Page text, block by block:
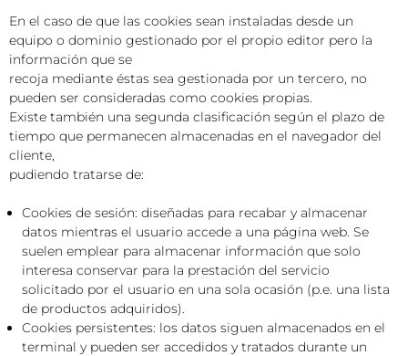
En el caso de que las cookies sean instaladas desde un
equipo o dominio gestionado por el propio editor pero la
información que se
recoja mediante éstas sea gestionada por un tercero, no
pueden ser consideradas como cookies propias.
Existe también una segunda clasificación según el plazo de
tiempo que permanecen almacenadas en el navegador del
cliente,
pudiendo tratarse de:
Cookies de sesión: diseñadas para recabar y almacenar
datos mientras el usuario accede a una página web. Se
suelen emplear para almacenar información que solo
interesa conservar para la prestación del servicio
solicitado por el usuario en una sola ocasión (p.e. una lista
de productos adquiridos).
Cookies persistentes: los datos siguen almacenados en el
terminal y pueden ser accedidos y tratados durante un